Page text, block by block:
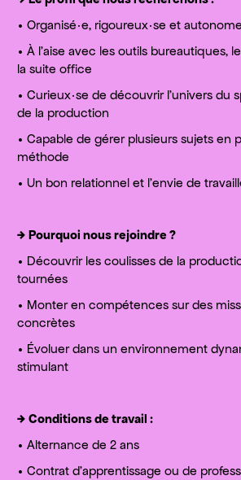
• Organisé·e, rigoureux·se et autonome
• À l’aise avec les outils bureautiques,
la suite office
• Curieux·se de découvrir l’univers du
de la production
• Capable de gérer plusieurs sujets en
méthode
• Un bon relationnel et l’envie de
→ Pourquoi nous rejoindre ?
• Découvrir les coulisses de la
tournées
• Monter en compétences sur des
concrètes
• Évoluer dans un environnement
stimulant
→ Conditions de travail :
• Alternance de 2 ans
• Contrat d’apprentissage ou de